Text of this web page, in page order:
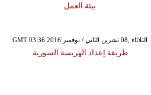
بيئة العمل
GMT 03:36 2016 الثلاثاء ,08 تشرين الثاني / نوفمبر
طريقة إعداد الهريسة السورية